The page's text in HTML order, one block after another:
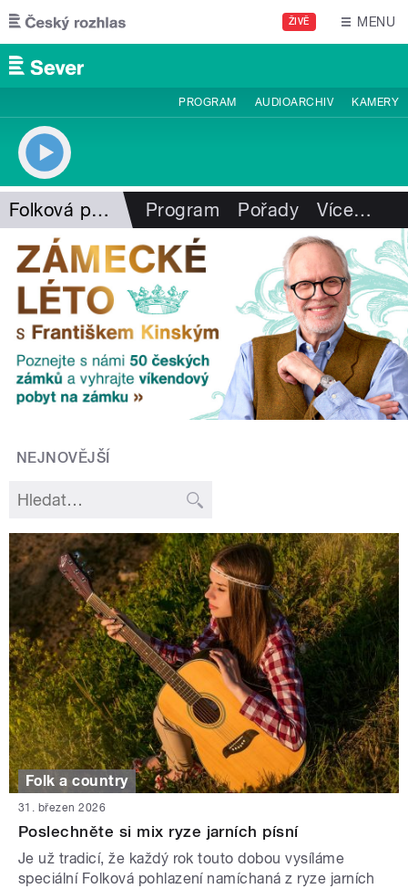
Přejít k hlavnímu obsahu
ŽIVĚ MENU
PROGRAM AUDIOARCHIV KAMERY
Folková pohlazení Program Pořady Více…
NEJNOVĚJŠÍ
Folk a country
31. březen 2026
Poslechněte si mix ryze jarních písní
Je už tradicí, že každý rok touto dobou vysíláme
speciální Folková pohlazení namíchaná z ryze jarních